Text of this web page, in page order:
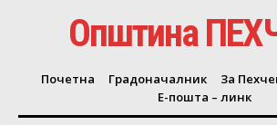
Општина
Почетна Градоначалник За
Е-пошта – линк